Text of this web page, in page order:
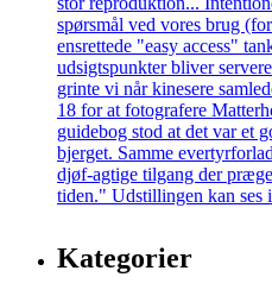
Kategorier